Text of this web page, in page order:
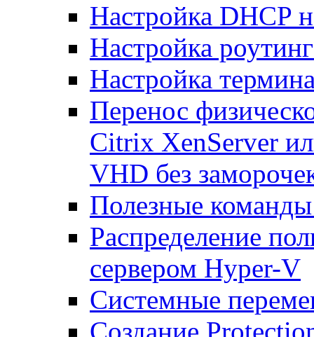
Настройка DHCP
Настройка
Настройка
Перенос
Citrix XenServer
VHD без
Полезные
Распределение
сервером Hyper-V
Системные